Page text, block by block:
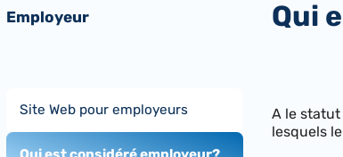
Employeur
Site Web pour employeurs
A le
lesquels